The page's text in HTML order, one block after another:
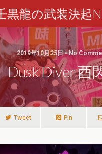
黒龍の武装決起
2019年10月25日 • No
Dusk Diver 酉
Tweet Pin